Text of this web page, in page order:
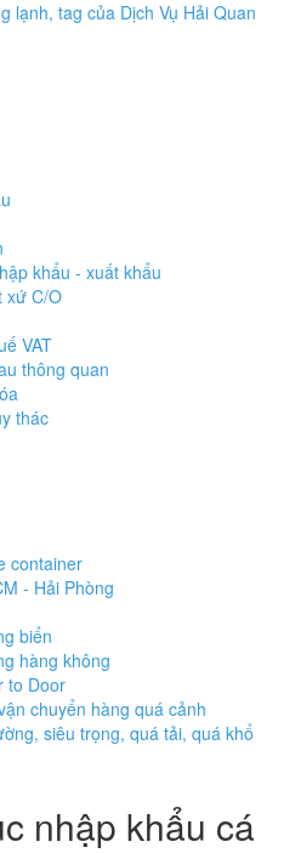
khẩu - xuất khẩu
xứ C/O
VAT
thông quan
thác
container
- Hải Phòng
biển
hàng không
to Door
chuyển hàng quá cảnh
siêu trọng, quá tải, quá khổ
nhập khẩu cá